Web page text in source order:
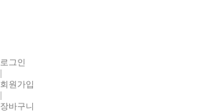
로그인
|
회원가입
|
장바구니